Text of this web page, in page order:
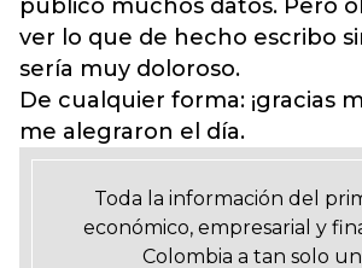
publico muchos datos. Pero
ver lo que de hecho escribo
sería muy doloroso.
De cualquier forma: ¡gracias
me alegraron el día.
Toda la información del
económico, empresarial y
Colombia a tan solo